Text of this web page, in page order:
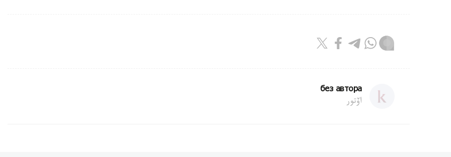
без автора
اۆتور